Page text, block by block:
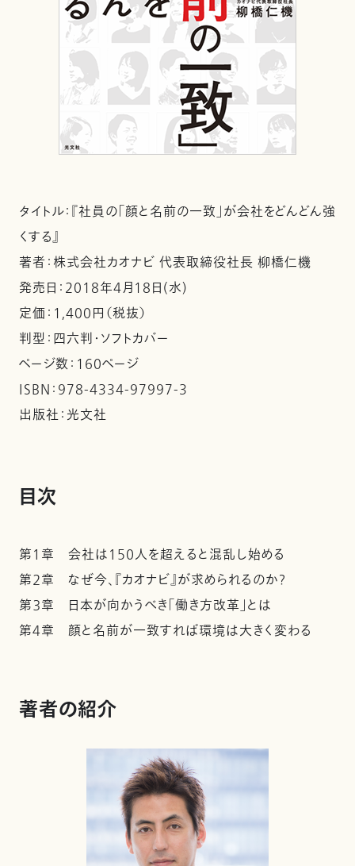
タイトル：『社員の「顔と名前の一致」が会社をどんどん強
くする』
著者：株式会社カオナビ 代表取締役社長 柳橋仁機
発売日：2018年4月18日(水)
定価：1,400円（税抜）
判型：四六判・ソフトカバー
ページ数：160ページ
ISBN：978-4334-97997-3
出版社：光文社
目次
第１章 会社は１５０人を超えると混乱し始める
第２章 なぜ今、『カオナビ』が求められるのか？
第３章 日本が向かうべき「働き方改革」とは
第４章 顔と名前が一致すれば環境は大きく変わる
著者の紹介